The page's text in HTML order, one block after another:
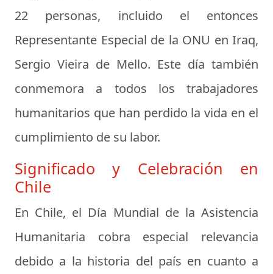
22 personas, incluido el entonces
Representante Especial de la ONU en Iraq,
Sergio Vieira de Mello. Este día también
conmemora a todos los trabajadores
humanitarios que han perdido la vida en el
cumplimiento de su labor.
Significado y Celebración en
Chile
En Chile, el Día Mundial de la Asistencia
Humanitaria cobra especial relevancia
debido a la historia del país en cuanto a